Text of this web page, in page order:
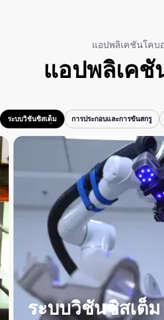
แอปพลิเคชันโคบ
แอปพลิเคชั
ระบบวิชันซิสเต็ม
ระบบวิชันซิสเต็ม
การประกอบและการขันสกรู
การประกอบและการขันสกรู
ชันซิสเต็ม